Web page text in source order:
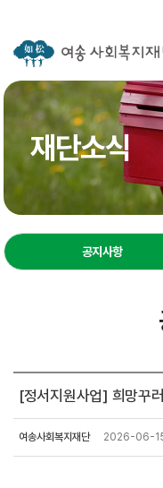
재단소식
공지사항
[정서지원사업] 희망꾸
여송사회복지재단 2026-06-